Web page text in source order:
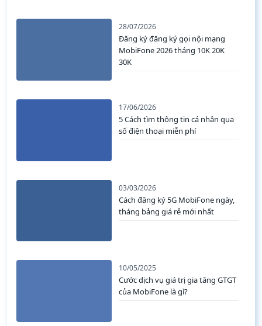
28/07/2026
Đăng ký đăng ký gọi nội mạng
MobiFone 2026 tháng 10K 20K
30K
17/06/2026
5 Cách tìm thông tin cá nhân qua
số điện thoại miễn phí
03/03/2026
Cách đăng ký 5G MobiFone ngày,
tháng bảng giá rẻ mới nhất
10/05/2025
Cước dịch vụ giá trị gia tăng GTGT
của MobiFone là gì?